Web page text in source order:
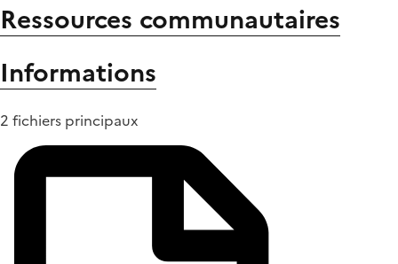
Ressources communautaires
Informations
2 fichiers principaux